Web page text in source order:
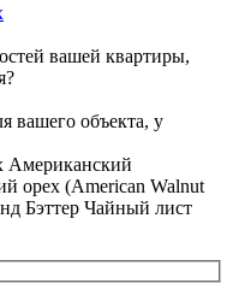
вашей квартиры,
вашего объекта, у
Американский
орех (American Walnut
Бэттер Чайный лист